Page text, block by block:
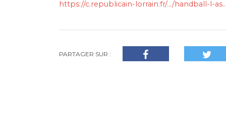
https://c.republicain-lorrain.fr/…/handball-l-
PARTAGER SUR :